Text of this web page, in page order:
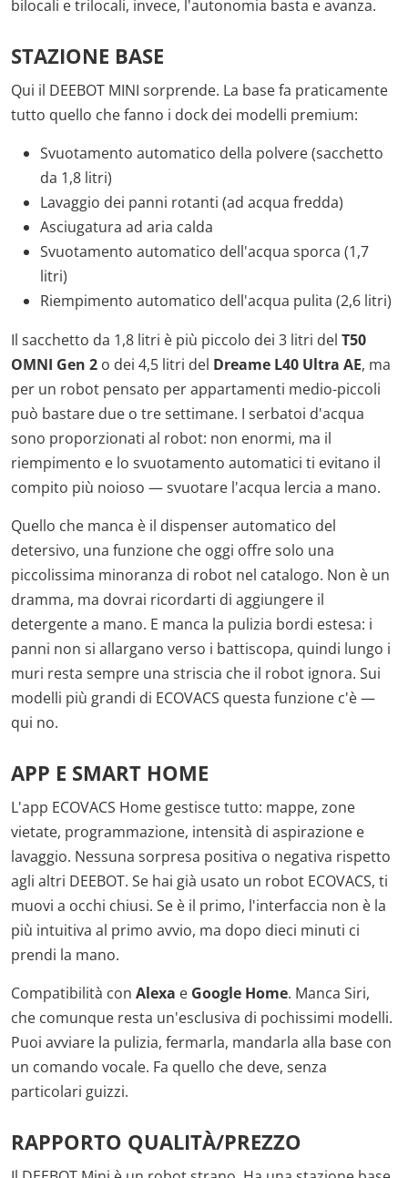
bilocali e trilocali, invece, l'autonomia basta e avanza.
STAZIONE BASE
Qui il DEEBOT MINI sorprende. La base fa praticamente
tutto quello che fanno i dock dei modelli premium:
Svuotamento automatico della polvere (sacchetto
da 1,8 litri)
Lavaggio dei panni rotanti (ad acqua fredda)
Asciugatura ad aria calda
Svuotamento automatico dell'acqua sporca (1,7
litri)
Riempimento automatico dell'acqua pulita (2,6 litri)
Il sacchetto da 1,8 litri è più piccolo dei 3 litri del T50
OMNI Gen 2 o dei 4,5 litri del Dreame L40 Ultra AE, ma
per un robot pensato per appartamenti medio-piccoli
può bastare due o tre settimane. I serbatoi d'acqua
sono proporzionati al robot: non enormi, ma il
riempimento e lo svuotamento automatici ti evitano il
compito più noioso — svuotare l'acqua lercia a mano.
Quello che manca è il dispenser automatico del
detersivo, una funzione che oggi offre solo una
piccolissima minoranza di robot nel catalogo. Non è un
dramma, ma dovrai ricordarti di aggiungere il
detergente a mano. E manca la pulizia bordi estesa: i
panni non si allargano verso i battiscopa, quindi lungo i
muri resta sempre una striscia che il robot ignora. Sui
modelli più grandi di ECOVACS questa funzione c'è —
qui no.
APP E SMART HOME
L'app ECOVACS Home gestisce tutto: mappe, zone
vietate, programmazione, intensità di aspirazione e
lavaggio. Nessuna sorpresa positiva o negativa rispetto
agli altri DEEBOT. Se hai già usato un robot ECOVACS, ti
muovi a occhi chiusi. Se è il primo, l'interfaccia non è la
più intuitiva al primo avvio, ma dopo dieci minuti ci
prendi la mano.
Compatibilità con Alexa e Google Home. Manca Siri,
che comunque resta un'esclusiva di pochissimi modelli.
Puoi avviare la pulizia, fermarla, mandarla alla base con
un comando vocale. Fa quello che deve, senza
particolari guizzi.
RAPPORTO QUALITÀ/PREZZO